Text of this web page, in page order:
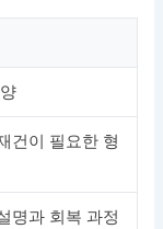
건이 필요한 형
명과 회복 과정